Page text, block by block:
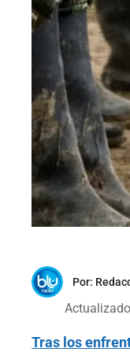
Por:
Tras los